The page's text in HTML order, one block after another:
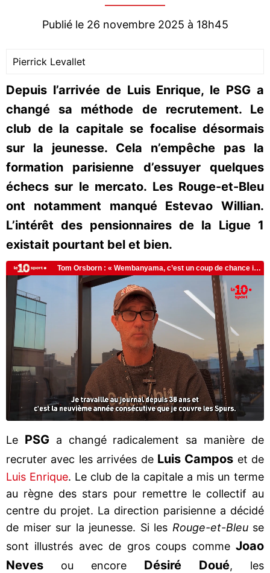
Publié le 26 novembre 2025 à 18h45
Pierrick Levallet
Depuis l’arrivée de Luis Enrique, le PSG a
changé sa méthode de recrutement. Le
club de la capitale se focalise désormais
sur la jeunesse. Cela n’empêche pas la
formation parisienne d’essuyer quelques
échecs sur le mercato. Les Rouge-et-Bleu
ont notamment manqué Estevao Willian.
L’intérêt des pensionnaires de la Ligue 1
existait pourtant bel et bien.
Le PSGa changé radicalement sa manière de
recruter avec les arrivées de Luis Campos et de
Luis Enrique. Le club de la capitale a mis un terme
au règne des stars pour remettre le collectif au
centre du projet. La direction parisienne a décidé
de miser sur la jeunesse. Si les Rouge-et-Bleuse
sont illustrés avec de gros coups comme Joao
Neves ou encore Désiré Doué, les